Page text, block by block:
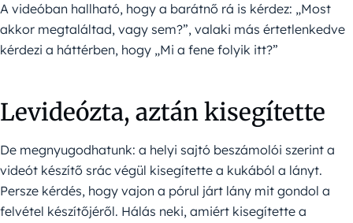
A videóban hallható, hogy a barátnő rá is kérdez: „Most
akkor megtaláltad, vagy sem?”, valaki más értetlenkedve
kérdezi a háttérben, hogy „Mi a fene folyik itt?”
Levideózta, aztán kisegítette
De megnyugodhatunk: a helyi sajtó beszámolói szerint a
videót készítő srác végül kisegítette a kukából a lányt.
Persze kérdés, hogy vajon a pórul járt lány mit gondol a
felvétel készítőjéről. Hálás neki, amiért kisegítette a